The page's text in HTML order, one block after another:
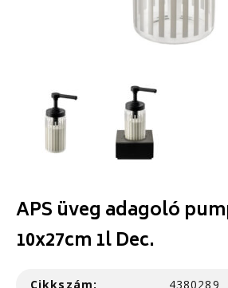
APS üveg adagoló
10x27cm 1l Dec.
Cikkszám: 4380289